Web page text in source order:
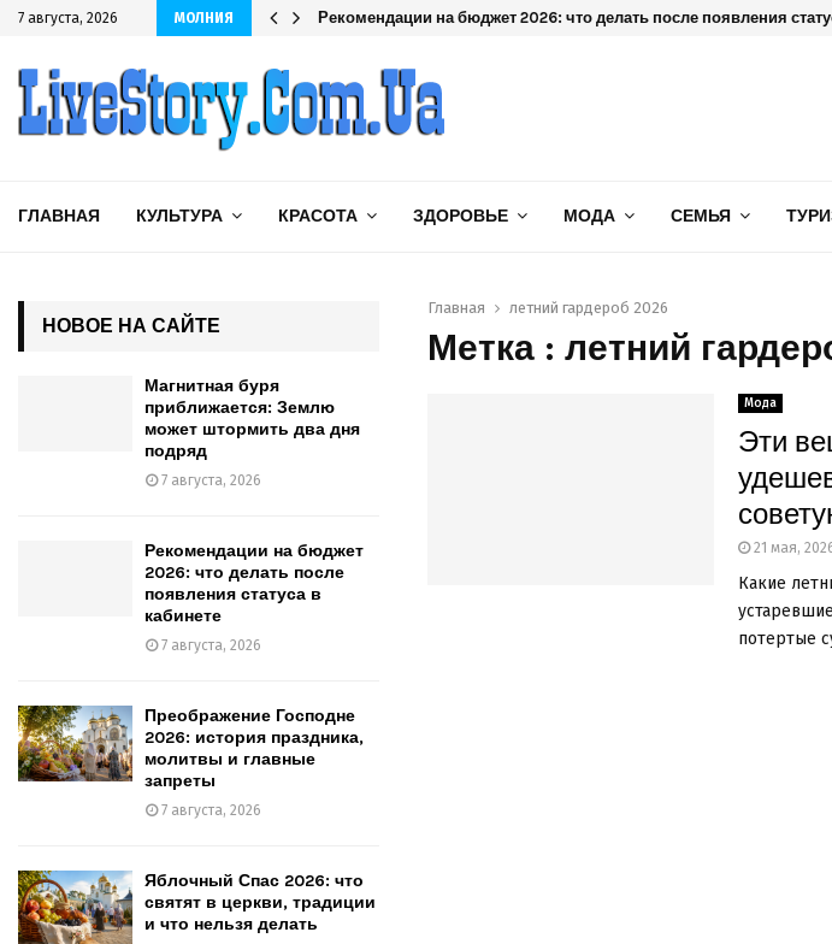
7 августа, 2026 МОЛНИЯ Рекомендации на бюджет 2026: что делать после появления
ГЛАВНАЯ КУЛЬТУРА КРАСОТА ЗДОРОВЬЕ МОДА СЕМЬЯ
Главная летний гардероб 2026
Метка : летний
Мода
Эти
21 мая,
Какие
потертые
НОВОЕ НА САЙТЕ
Магнитная буря
приближается: Землю
может штормить два дня
подряд
7 августа, 2026
Рекомендации на бюджет
2026: что делать после
появления статуса в
кабинете
7 августа, 2026
Преображение Господне
2026: история праздника,
молитвы и главные
запреты
7 августа, 2026
Яблочный Спас 2026: что
святят в церкви, традиции
и что нельзя делать